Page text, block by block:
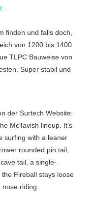
finden und falls doch,
von 1200 bis 1400
TLPC Bauweise von
Super stabil und
der Surtech Website:
McTavish lineup. It’s
surfing with a leaner
rounded pin tail,
tail, a single-
Fireball stays loose
riding.